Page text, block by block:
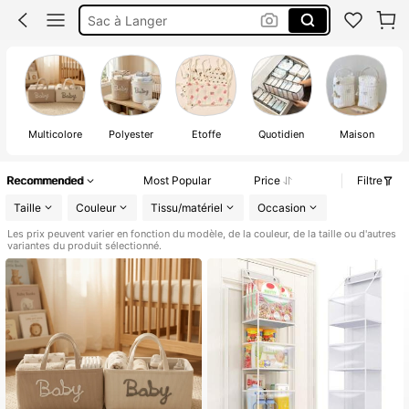
Bébé
Multicolore Polyester Étoffe Quotidien Maison
Recommended Most Popular Price
Filtre
Taille
Couleur Tissu/matériel Occasion
Les prix peuvent varier en fonction du modèle, de la couleur, de la taille ou d'autres
variantes du produit sélectionné.